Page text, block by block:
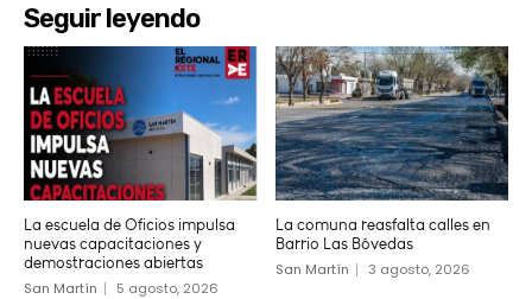
Seguir leyendo
La escuela de Oficios impulsa
nuevas capacitaciones y
demostraciones abiertas
San Martín 5 agosto, 2026
La comuna reasfalta calles en
Barrio Las Bóvedas
San Martín 3 agosto, 2026